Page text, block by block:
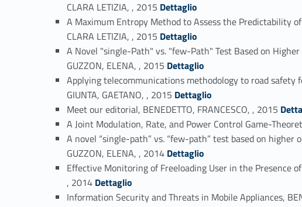
CLARA LETIZIA, , 2015 Dettaglio
A Maximum Entropy Method to Assess the Predictability
CLARA LETIZIA, , 2015 Link identifier #identifier_person_66081-52
Dettaglio
A Novel "single-Path" vs. "few-Path" Test Based on Higher
GUZZON, ELENA, , 2015 Link identifier #identifier_person_113077-53
Dettaglio
Applying telecommunications methodology to road safety
GIUNTA, GAETANO, , 2015 Link identifier #identifier_person_92035-54
Dettaglio
Meet our editorial, BENEDETTO, FRANCESCO, , 2015 Link identifier #identifier_person_143056-55
A Joint Modulation, Rate, and Power Control Game-
A novel “single-path” vs. “few-path” test based on higher
GUZZON, ELENA, , 2014 Link identifier #identifier_person_166561-57
Dettaglio
Effective Monitoring of Freeloading User in the Presence of
, 2014 Link identifier #identifier_person_171235-58
Dettaglio
Information Security and Threats in Mobile Appliances,